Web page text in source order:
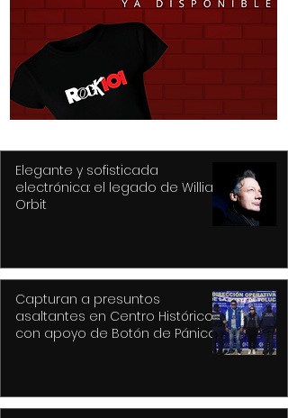
Toluca dos vehículos y
detiene a sus
conductores
Elegante y sofisticada
electrónica: el legado de William
Orbit
Capturan a presuntos
asaltantes en Centro Histórico
con apoyo de Botón de Pánico y